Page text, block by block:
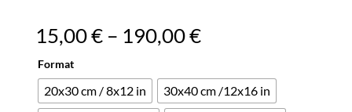
15,00€– 190,00€
Format
20x30 cm / 8x12 in
30x40 cm /12x16 in